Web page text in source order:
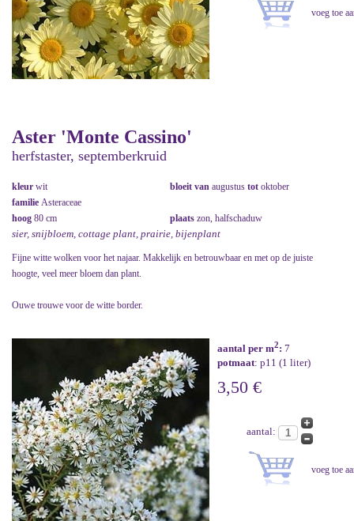
Aster 'Monte Cassino'
herfstaster, septemberkruid
kleur wit bloeit van augustus tot oktober
familie Asteraceae
hoog 80 cm plaats zon, halfschaduw
sier, snijbloem, cottage plant, prairie, bijenplant
Fijne witte wolken voor het najaar. Makkelijk en betrouwbaar en met op de juiste
hoogte, veel meer bloem dan plant.
Ouwe trouwe voor de witte border.
aantal per m2: 7
potmaat: p11 (1 liter)
3,50 €
aantal: